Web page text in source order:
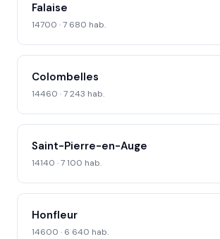
Falaise
14700 · 7 680 hab.
Colombelles
14460 · 7 243 hab.
Saint-Pierre-en-Auge
14140 · 7 100 hab.
Honfleur
14600 · 6 640 hab.